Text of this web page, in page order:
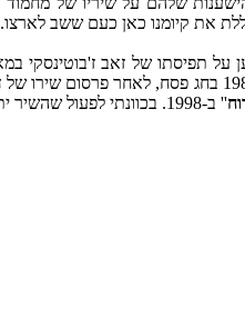
את קיומנו כאן כעם ששב לארצו.
על תפיסתו של זאב ז'בוטינסקי
'' ב-‏1998. בכוונתי לפעול שהשיר יתורגם לערבית ויופץ באמצעי התקשורת הערבים.